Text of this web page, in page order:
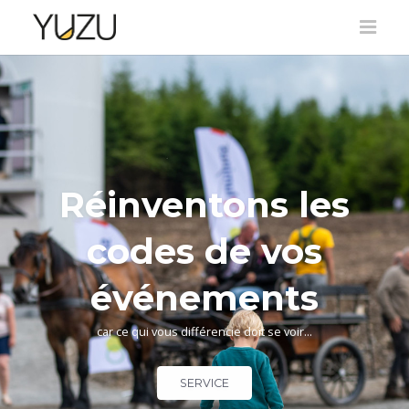
Réinventons les
codes de vos
événements
car ce qui vous différencie doit se voir...
SERVICE